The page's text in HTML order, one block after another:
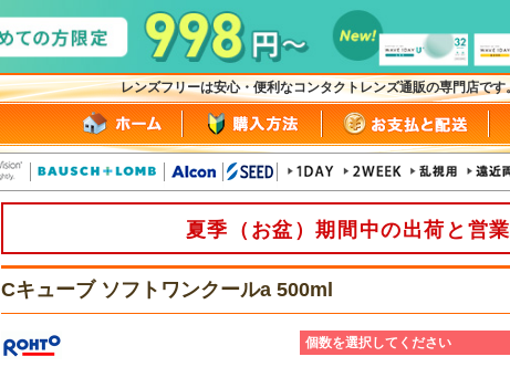
レンズフリーは安心・便利なコンタクトレンズ通販の専門店で
夏季（お盆）期間中の出荷と営
Cキューブ ソフトワンクールa 500ml
個数を選択してください